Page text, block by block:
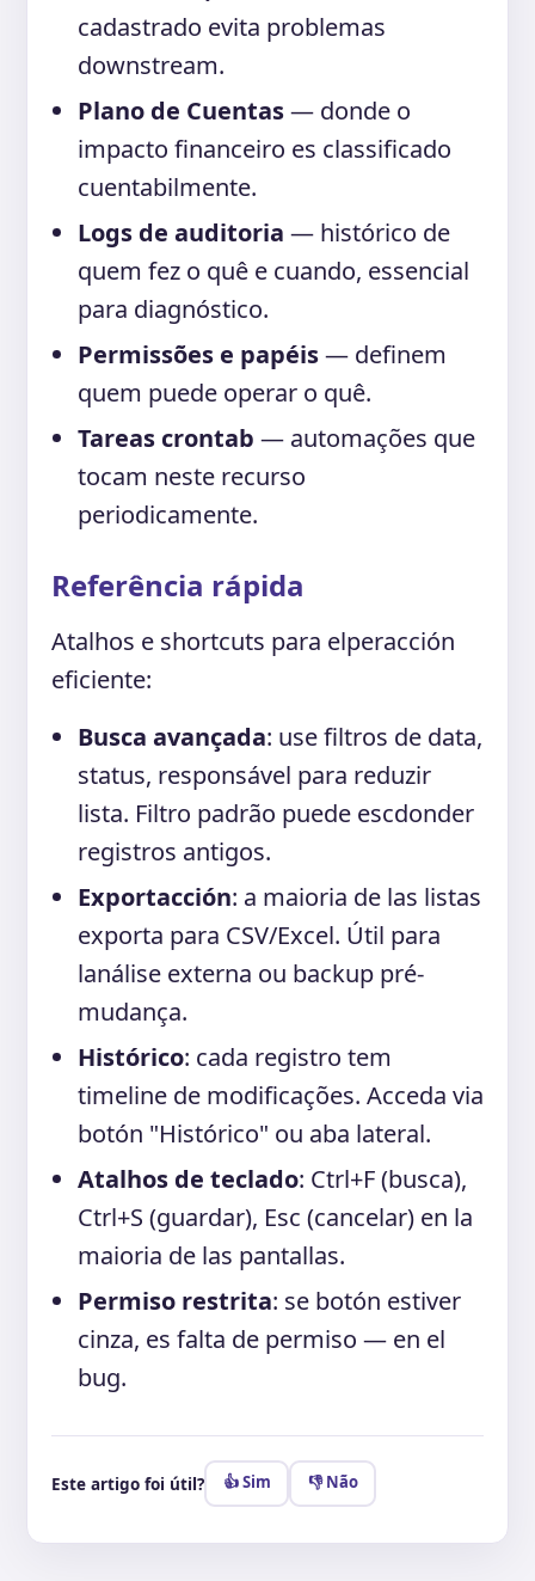
cadastrado evita problemas
downstream.
Plano de Cuentas— donde o
impacto financeiro es classificado
cuentabilmente.
Logs de auditoria — histórico de
quem fez o quê e cuando, essencial
para diagnóstico.
Permissões e papéis— definem
quem puede operar o quê.
Tareas crontab — automações que
tocam neste recurso
periodicamente.
Referência rápida
Atalhos e shortcuts para elperacción
eficiente:
Busca avançada: use filtros de data,
status, responsável para reduzir
lista. Filtro padrão puede escdonder
registros antigos.
Exportacción: a maioria de las listas
exporta para CSV/Excel. Útil para
lanálise externa ou backup pré-
mudança.
Histórico: cada registro tem
timeline de modificações. Acceda via
botón "Histórico" ou aba lateral.
Atalhos de teclado: Ctrl+F (busca),
Ctrl+S (guardar), Esc (cancelar) en la
maioria de las pantallas.
Permiso restrita: se botón estiver
cinza, es falta de permiso — en el
bug.
Este artigo foi útil? 👍 Sim 👎 Não